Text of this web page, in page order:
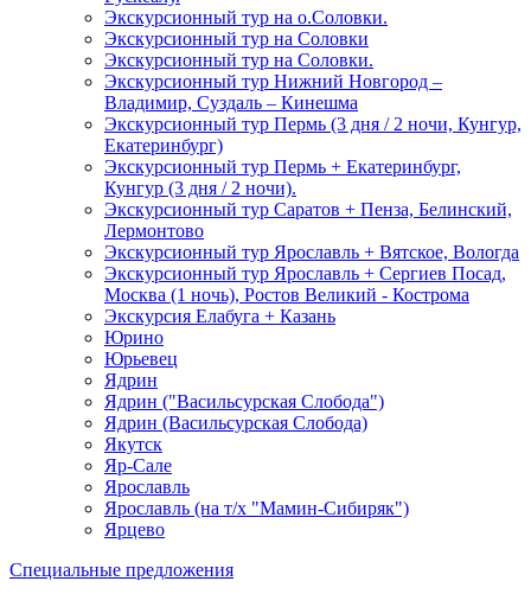
Экскурсионный тур на о.Соловки.
Экскурсионный тур на Соловки
Экскурсионный тур на Соловки.
Экскурсионный тур Нижний Новгород –
Владимир, Суздаль – Кинешма
Экскурсионный тур Пермь (3 дня / 2 ночи, Кунгур,
Екатеринбург)
Экскурсионный тур Пермь + Екатеринбург,
Кунгур (3 дня / 2 ночи).
Экскурсионный тур Саратов + Пенза, Белинский,
Лермонтово
Экскурсионный тур Ярославль + Вятское, Вологда
Экскурсионный тур Ярославль + Сергиев Посад,
Москва (1 ночь), Ростов Великий - Кострома
Экскурсия Елабуга + Казань
Юрино
Юрьевец
Ядрин
Ядрин ("Васильсурская Слобода")
Ядрин (Васильсурская Слобода)
Якутск
Яр-Сале
Ярославль
Ярославль (на т/х "Мамин-Сибиряк")
Ярцево
Специальные предложения